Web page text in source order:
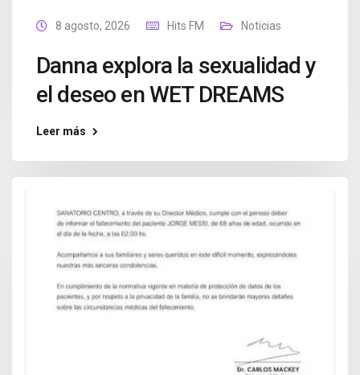
8 agosto, 2026 Hits FM Noticias
Danna explora la sexualidad y
el deseo en WET DREAMS
Leer más